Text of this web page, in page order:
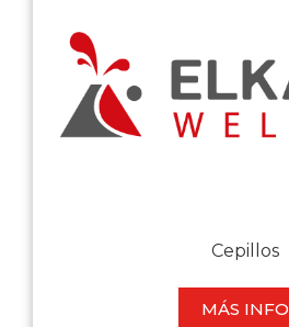
Cepillos
MÁS INFO